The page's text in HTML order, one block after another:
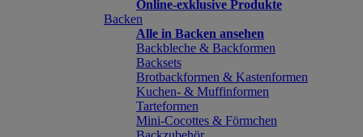
Online-exklusive Produkte
Backen
Alle in Backen ansehen
Backbleche & Backformen
Backsets
Brotbackformen & Kastenformen
Kuchen- & Muffinformen
Tarteformen
Mini-Cocottes & Förmchen